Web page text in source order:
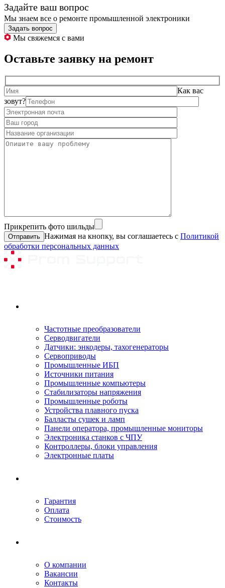
Задайте ваш вопрос
Мы знаем все о ремонте промышленной электроники
Задать вопрос
Мы свяжемся с вами
Оставьте заявку на ремонт
Как вас
зовут?
Прикрепить фото шильды
Нажимая на кнопку, вы соглашаетесь с Политикой
обработки персональных данных
Частотные преобразователи
Серводвигатели
Датчики: энкодеры, тахогенераторы
Сервоприводы
Промышленные ИБП
Источники питания
Промышленные компьютеры
Стабилизаторы напряжения
Промышленные роботы
Устройства плавного пуска
Балласты сушек и ламп
Панели оператора, промышленные мониторы
Электроника станков с ЧПУ
Контроллеры, блоки управления
Электронные платы
Гарантия
Оплата
Стоимость
О компании
Вакансии
Контакты